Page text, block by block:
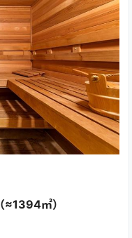
㎡）